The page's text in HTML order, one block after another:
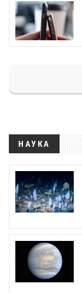
НАУКА